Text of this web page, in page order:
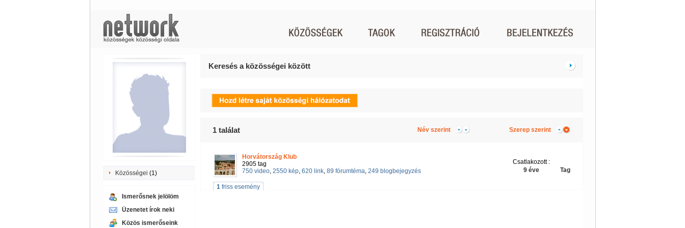
Közösségei (1)
Ismerősnek jelölöm
Üzenetet írok neki
Közös ismerőseink
Keresés a közösségei között
1találat Név szerint Szerep szerint
Horvátország Klub
2905 tag
750 video, 2550 kép, 620 link, 89 fórumtéma, 249 blogbejegyzés Tag
Csatlakozott :
9 éve
1friss esemény